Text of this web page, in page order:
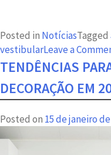
Posted in NotíciasTagged
vestibularLeave a
TENDÊNCIAS
DECORAÇÃO EM
Posted on 15 de janeiro